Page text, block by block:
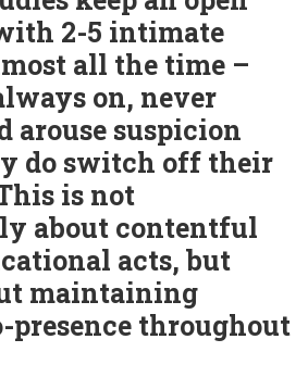
2-5 intimate
all the time –
on, never
arouse suspicion
do switch off their
is not
about contentful
acts, but
maintaining
throughout